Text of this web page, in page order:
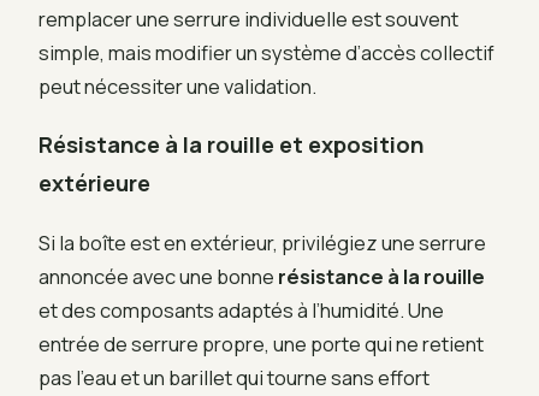
remplacer une serrure individuelle est souvent
simple, mais modifier un système d’accès collectif
peut nécessiter une validation.
Résistance à la rouille et exposition
extérieure
Si la boîte est en extérieur, privilégiez une serrure
annoncée avec une bonne résistance à la rouille
et des composants adaptés à l’humidité. Une
entrée de serrure propre, une porte qui ne retient
pas l’eau et un barillet qui tourne sans effort